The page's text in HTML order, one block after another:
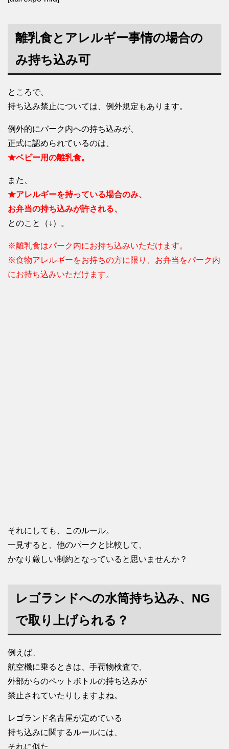
離乳食とアレルギー事情の場合の
み持ち込み可
ところで、
持ち込み禁止については、例外規定もあります。
例外的にパーク内への持ち込みが、
正式に認められているのは、
★ベビー用の離乳食。
また、
★アレルギーを持っている場合のみ、
お弁当の持ち込みが許される、
とのこと（↓）。
※離乳食はパーク内にお持ち込みいただけます。
※食物アレルギーをお持ちの方に限り、お弁当をパーク内
にお持ち込みいただけます。
それにしても、このルール。
一見すると、他のパークと比較して、
かなり厳しい制約となっていると思いませんか？
レゴランドへの水筒持ち込み、NG
で取り上げられる？
例えば、
航空機に乗るときは、手荷物検査で、
外部からのペットボトルの持ち込みが
禁止されていたりしますよね。
レゴランド名古屋が定めている
持ち込みに関するルールには、
それに似た